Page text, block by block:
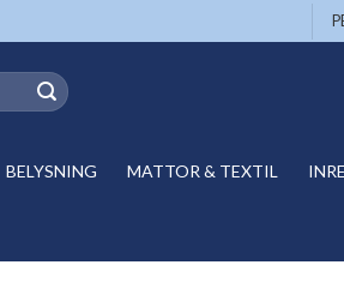
BELYSNING MATTOR & TEXTIL